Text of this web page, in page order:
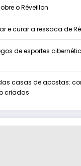
o Réveillon
e curar a ressaca de
de esportes
casas de apostas:
criadas